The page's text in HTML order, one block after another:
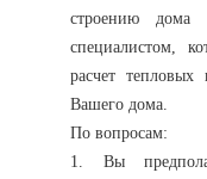
строению дома
специалистом,
расчет тепловых
Вашего дома.
По вопросам:
1. Вы